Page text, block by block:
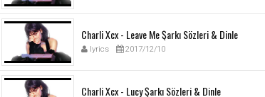
Charli Xcx - Leave Me Şarkı Sözleri & Dinle
lyrics 2017/12/10
Charli Xcx - Lucy Şarkı Sözleri & Dinle